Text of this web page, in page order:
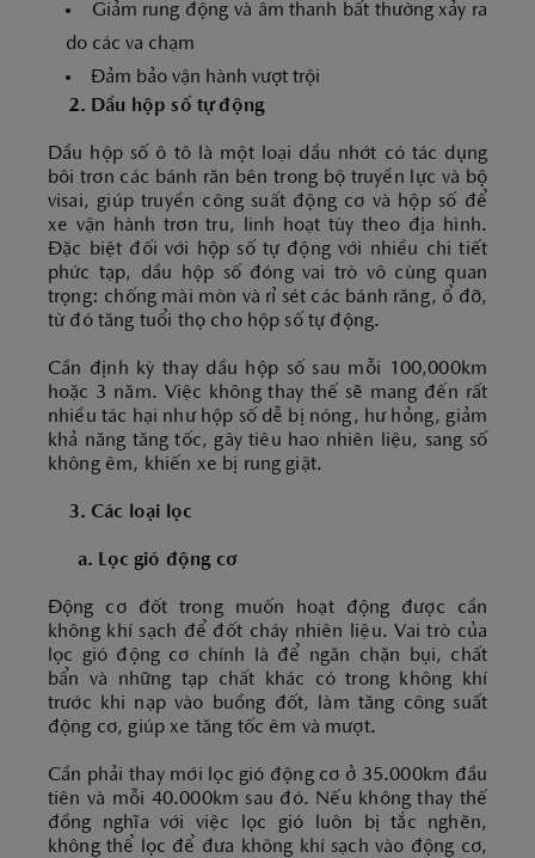
Giảm rung động và âm thanh bất thường xảy ra
do các va chạm
Đảm bảo vận hành vượt trội
2. Dầu hộp số tự động
Dầu hộp số ô tô là một loại dầu nhớt có tác dụng
bôi trơn các bánh răn bên trong bộ truyền lực và bộ
visai, giúp truyền công suất động cơ và hộp số để
xe vận hành trơn tru, linh hoạt tùy theo địa hình.
Đặc biệt đối với hộp số tự động với nhiều chi tiết
phức tạp, dầu hộp số đóng vai trò vô cùng quan
trọng: chống mài mòn và rỉ sét các bánh răng, ổ đỡ,
từ đó tăng tuổi thọ cho hộp số tự động.
Cần định kỳ thay dầu hộp số sau mỗi 100,000km
hoặc 3 năm. Việc không thay thế sẽ mang đến rất
nhiều tác hại như hộp số dễ bị nóng, hư hỏng, giảm
khả năng tăng tốc, gây tiêu hao nhiên liệu, sang số
không êm, khiến xe bị rung giật.
3. Các loại lọc
a. Lọc gió động cơ
Động cơ đốt trong muốn hoạt động được cần
không khí sạch để đốt cháy nhiên liệu. Vai trò của
lọc gió động cơ chính là để ngăn chặn bụi, chất
bẩn và những tạp chất khác có trong không khí
trước khi nạp vào buồng đốt, làm tăng công suất
động cơ, giúp xe tăng tốc êm và mượt.
Cần phải thay mới lọc gió động cơ ở 35.000km đầu
tiên và mỗi 40.000km sau đó. Nếu không thay thế
đồng nghĩa với việc lọc gió luôn bị tắc nghẽn,
không thể lọc để đưa không khí sạch vào động cơ,